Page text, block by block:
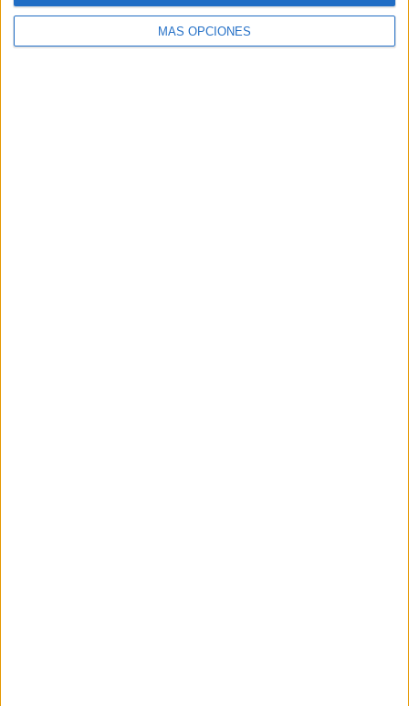
MÁS OPCIONES